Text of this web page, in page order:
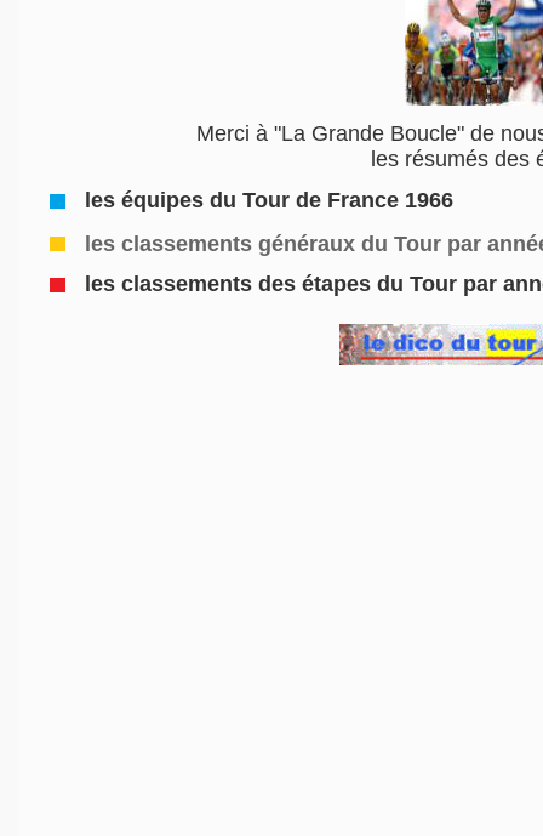
Merci à "La Grande Boucle" de
les résumés des
les équipes du Tour de France 1966
les classements généraux du Tour par
les classements des étapes du Tour par